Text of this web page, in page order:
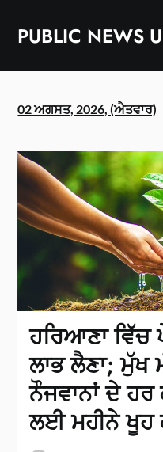
contentPUBLIC NEWS
02 ਅਗਸਤ, 2026, (ਐਤਵਾਰ)
ਹਰਿਆਣਾ ਵਿੱਚ
ਲਾਭ ਲੈਣਾ; ਮੁੱਖ
ਨੌਜਵਾਨਾਂ ਦੇ
ਲਈ ਮਹੀਨੇ ਖੂਹ